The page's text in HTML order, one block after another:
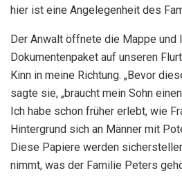
hier ist eine Angelegenheit des
Der Anwalt öffnete die Mappe und
Dokumentenpaket auf unseren
Kinn in meine Richtung. „Bevor
sagte sie, „braucht mein Sohn
Ich habe schon früher erlebt, wie
Hintergrund sich an Männer mit
Diese Papiere werden
nimmt, was der Familie Peters